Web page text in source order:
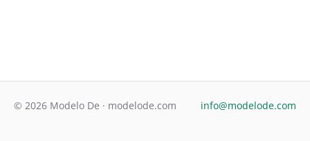
© 2026 Modelo De · modelode.com info@modelode.com